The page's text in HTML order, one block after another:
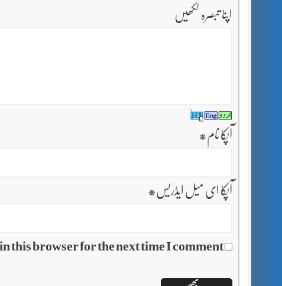
اپنا تبصرہ لکھیں
آپکا نام *
آپکا ای میل ایڈریس *
this browser for the next time I comment.